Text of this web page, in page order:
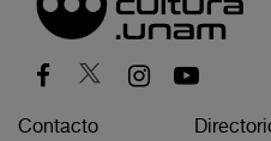
Contacto